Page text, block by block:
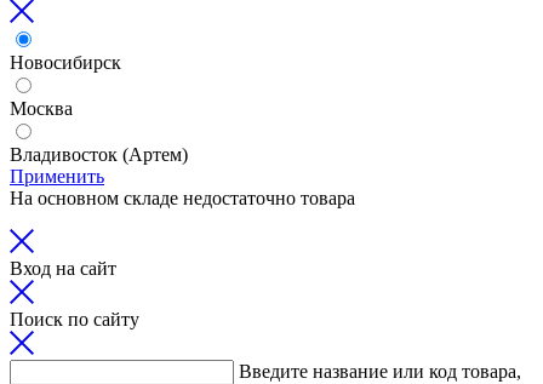
Новосибирск
Москва
Владивосток (Артем)
Применить
На основном складе недостаточно товара
Вход на сайт
Поиск по сайту
Введите название или код товара,